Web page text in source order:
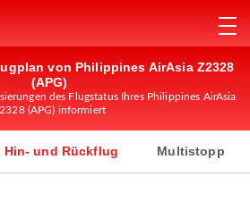
von Philippines AirAsia Z2328
(APG)
des Flugstatus Ihres Philippines AirAsia
(APG) informiert
Hin- und Rückflug Multistopp